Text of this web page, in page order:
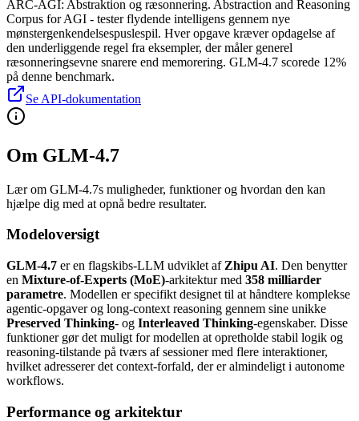
ARC-AGI: Abstraktion og ræsonnering. Abstraction and Reasoning
Corpus for AGI - tester flydende intelligens gennem nye
mønstergenkendelsespuslespil. Hver opgave kræver opdagelse af
den underliggende regel fra eksempler, der måler generel
ræsonneringsevne snarere end memorering. GLM-4.7 scorede 12%
på denne benchmark.
Se API-dokumentation
Om GLM-4.7
Lær om GLM-4.7s muligheder, funktioner og hvordan den kan
hjælpe dig med at opnå bedre resultater.
Modeloversigt
GLM-4.7 er en flagskibs-LLM udviklet af Zhipu AI. Den benytter
en Mixture-of-Experts (MoE)-arkitektur med 358 milliarder
parametre. Modellen er specifikt designet til at håndtere komplekse
agentic-opgaver og long-context reasoning gennem sine unikke
Preserved Thinking- og Interleaved Thinking-egenskaber. Disse
funktioner gør det muligt for modellen at opretholde stabil logik og
reasoning-tilstande på tværs af sessioner med flere interaktioner,
hvilket adresserer det context-forfald, der er almindeligt i autonome
workflows.
Performance og arkitektur